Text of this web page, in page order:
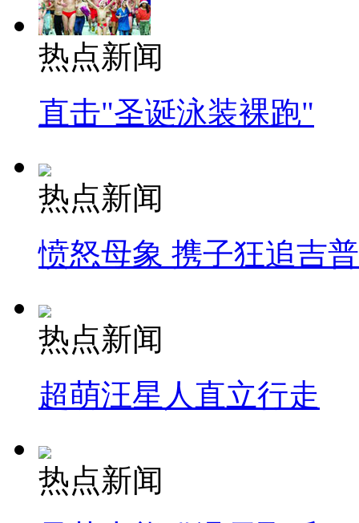
热点新闻
直击"圣诞泳装裸跑"
热点新闻
愤怒母象 携子狂追吉
热点新闻
超萌汪星人直立行走
热点新闻